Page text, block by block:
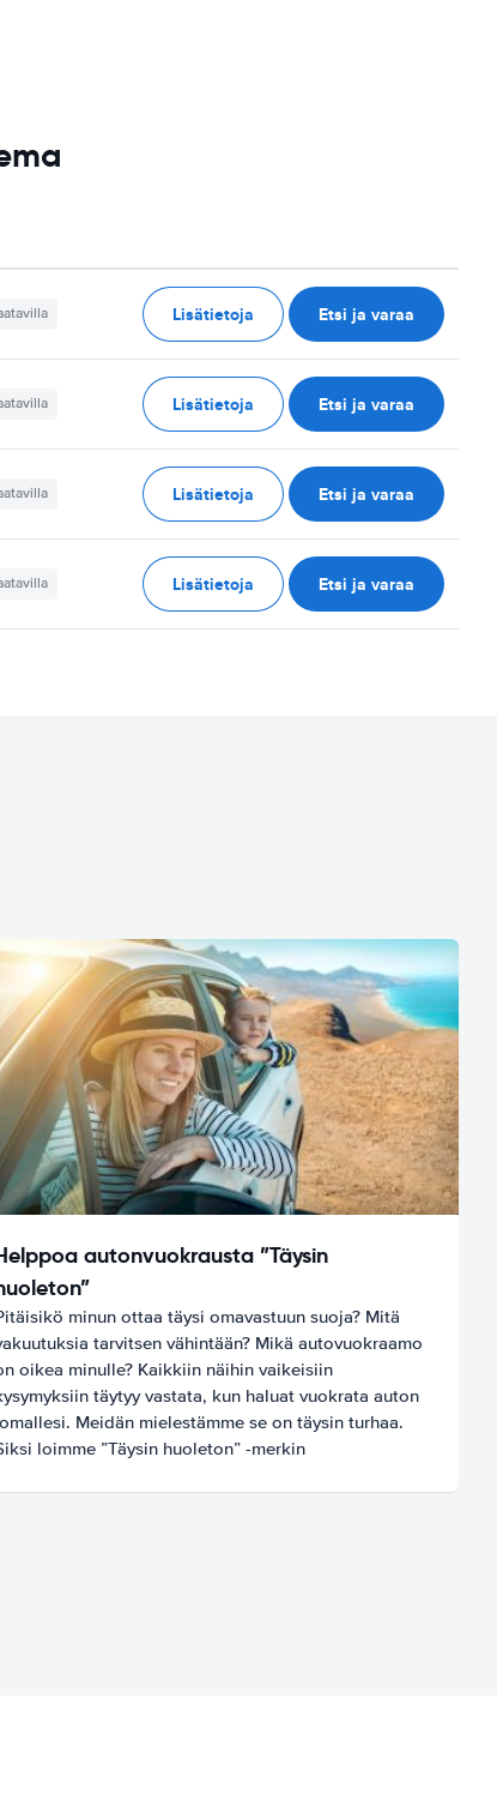
Lisätietoja Etsi ja varaa
Lisätietoja Etsi ja varaa
Lisätietoja Etsi ja varaa
Lisätietoja Etsi ja varaa
autonvuokrausta ”Täysin
minun ottaa täysi omavastuun suoja? Mitä
tarvitsen vähintään? Mikä autovuokraamo
oikea minulle? Kaikkiin näihin vaikeisiin
täytyy vastata, kun haluat vuokrata auton
Meidän mielestämme se on täysin turhaa.
loimme ”Täysin huoleton” -merkin